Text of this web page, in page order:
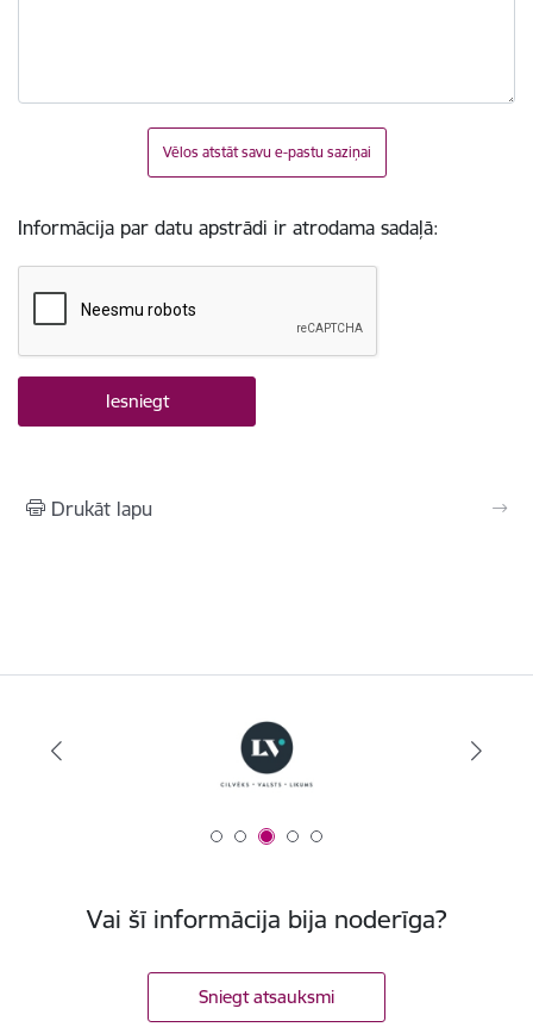
Vēlos atstāt savu e-pastu saziņai
Informācija par datu apstrādi ir atrodama sadaļā:
Drukāt lapu
Vai šī informācija bija noderīga?
Sniegt atsauksmi